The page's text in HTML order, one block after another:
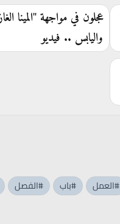
عجلون في مواجهة "المينا
واليابس .. فيديو
#العمل #باب #الفصل